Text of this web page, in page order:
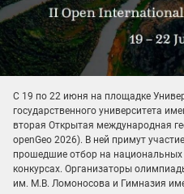
С 19 по 22 июня на площадке
государственного университета
вторая Открытая международная
openGeo 2026). В ней примут
прошедшие отбор на национальных
конкурсах. Организаторы
им. М.В. Ломоносова и Гимназия